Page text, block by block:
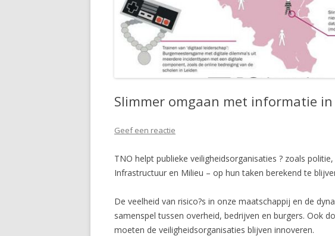
Slimmer omgaan met informatie
Geef een reactie
TNO helpt publieke veiligheidsorganisaties ? zoals
Infrastructuur en Milieu – op hun taken berekend te
De veelheid van risico?s in onze maatschappij en de
samenspel tussen overheid, bedrijven en burgers. Ook
moeten de veiligheidsorganisaties blijven innoveren.